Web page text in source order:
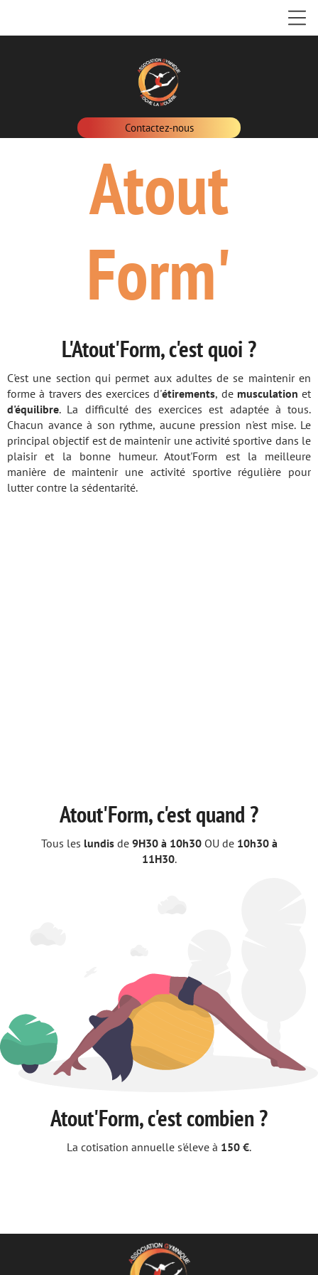
Contactez-nous
Atout
Form'
L'Atout'Form, c'est quoi ?
C'est une section qui permet aux adultes de se maintenir en
forme à travers des exercices d'étirements, de musculation et
d'équilibre. La difficulté des exercices est adaptée à tous.
Chacun avance à son rythme, aucune pression n'est mise. Le
principal objectif est de maintenir une activité sportive dans le
plaisir et la bonne humeur. Atout'Form est la meilleure
manière de maintenir une activité sportive régulière pour
lutter contre la sédentarité.
Atout'Form, c'est quand ?
Tous les lundis de 9H30 à 10h30OU de 10h30 à
11H30.
Atout'Form, c'est combien ?
La cotisation annuelle s'éleve à 150 €.